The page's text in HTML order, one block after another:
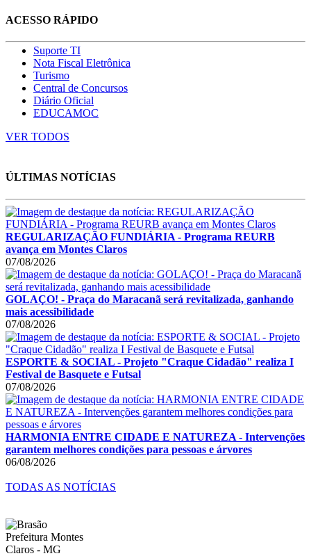
ACESSO RÁPIDO
Suporte TI
Nota Fiscal Eletrônica
Turismo
Central de Concursos
Diário Oficial
EDUCAMOC
VER TODOS
ÚLTIMAS NOTÍCIAS
REGULARIZAÇÃO FUNDIÁRIA - Programa REURB
avança em Montes Claros
07/08/2026
GOLAÇO! - Praça do Maracanã será revitalizada, ganhando
mais acessibilidade
07/08/2026
ESPORTE & SOCIAL - Projeto "Craque Cidadão" realiza I
Festival de Basquete e Futsal
07/08/2026
HARMONIA ENTRE CIDADE E NATUREZA - Intervenções
garantem melhores condições para pessoas e árvores
06/08/2026
TODAS AS NOTÍCIAS